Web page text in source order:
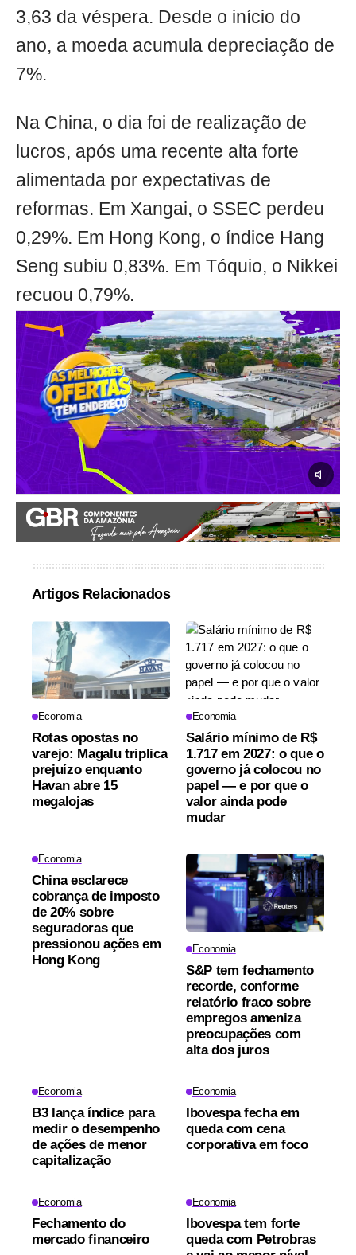
3,63 da véspera. Desde o início do
ano, a moeda acumula depreciação de
7%.
Na China, o dia foi de realização de
lucros, após uma recente alta forte
alimentada por expectativas de
reformas. Em Xangai, o SSEC perdeu
0,29%. Em Hong Kong, o índice Hang
Seng subiu 0,83%. Em Tóquio, o Nikkei
recuou 0,79%.
Artigos Relacionados
Economia
Rotas opostas no
varejo: Magalu triplica
prejuízo enquanto
Havan abre 15
megalojas
Economia
Salário mínimo de R$
1.717 em 2027: o que o
governo já colocou no
papel — e por que o
valor ainda pode
mudar
Economia
China esclarece
cobrança de imposto
de 20% sobre
seguradoras que
pressionou ações em
Hong Kong
Economia
S&P tem fechamento
recorde, conforme
relatório fraco sobre
empregos ameniza
preocupações com
alta dos juros
Economia
B3 lança índice para
medir o desempenho
de ações de menor
capitalização
Economia
Ibovespa fecha em
queda com cena
corporativa em foco
Economia
Fechamento do
mercado financeiro
Economia
Ibovespa tem forte
queda com Petrobras